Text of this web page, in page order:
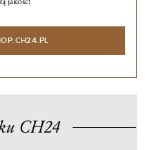
CH24